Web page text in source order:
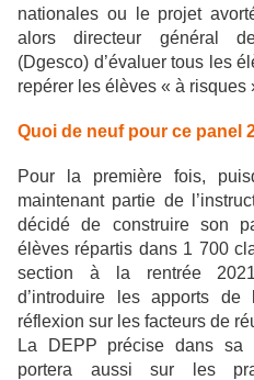
nationales ou le projet
alors directeur général
(Dgesco) d’évaluer tous les
repérer les élèves « à risques
Quoi de neuf pour ce panel
Pour la première fois,
maintenant partie de
décidé de construire son
élèves répartis dans 1 700
section à la rentrée
d’introduire les apports de
réflexion sur les facteurs de
La DEPP précise dans sa
portera aussi sur les